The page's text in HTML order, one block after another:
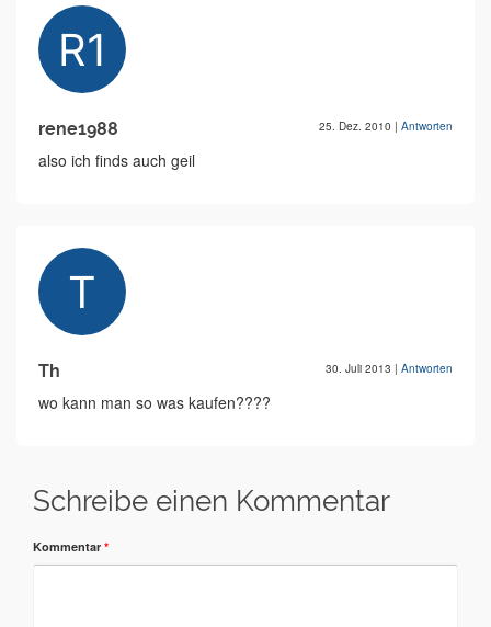
rene1988 25. Dez. 2010 | Antworten
also ich finds auch geil
Th 30. Juli 2013 | Antworten
wo kann man so was kaufen????
Schreibe einen Kommentar
Kommentar *